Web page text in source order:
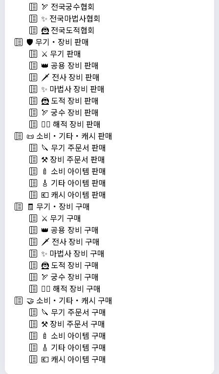
🏹 전국궁수협회
✨ 전국마법사협회
🦹 전국도적협회
🛡️ 무기・장비 판매
⚔️ 무기 판매
👑 공용 장비 판매
🗡️ 전사 장비 판매
✨ 마법사 장비 판매
🦹 도적 장비 판매
🏹 궁수 장비 판매
🏴‍☠️ 해적 장비 판매
📜 소비・기타・캐시 판매
🔪 무기 주문서 판매
⚒️ 장비 주문서 판매
🍼 소비 아이템 판매
🎸 기타 아이템 판매
💶 캐시 아이템 판매
🧾 무기・장비 구매
⚔️ 무기 구매
👑 공용 장비 구매
🗡️ 전사 장비 구매
✨ 마법사 장비 구매
🦹 도적 장비 구매
🏹 궁수 장비 구매
🏴‍☠️ 해적 장비 구매
🤝 소비・기타・캐시 구매
🔪 무기 주문서 구매
⚒️ 장비 주문서 구매
🍼 소비 아이템 구매
🎸 기타 아이템 구매
💶 캐시 아이템 구매